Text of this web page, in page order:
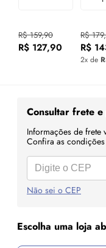
R$ 159,90
R$ 127,90
R$
R$
2x de
Consultar frete
Informações de frete
Confira as
Não sei o CEP
Escolha uma loja